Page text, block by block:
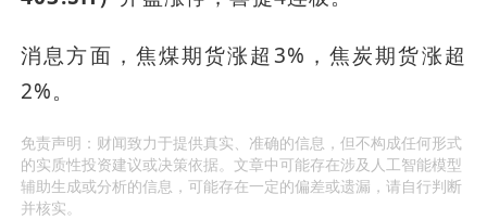
消息方面，焦煤期货涨超3%，焦炭期货涨超
2%。
免责声明：财闻致力于提供真实、准确的信息，但不构成任何形式
的实质性投资建议或决策依据。文章中可能存在涉及人工智能模型
辅助生成或分析的信息，可能存在一定的偏差或遗漏，请自行判断
并核实。